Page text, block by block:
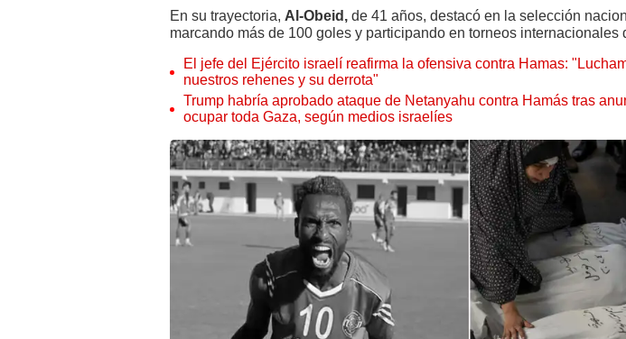
En su trayectoria, Al-Obeid, de 41 años, destacó en la selección
marcando más de 100 goles y participando en torneos internacionales
El jefe del Ejército israelí reafirma la ofensiva contra Hamas:
nuestros rehenes y su derrota"
Trump habría aprobado ataque de Netanyahu contra Hamás tras
ocupar toda Gaza, según medios israelíes